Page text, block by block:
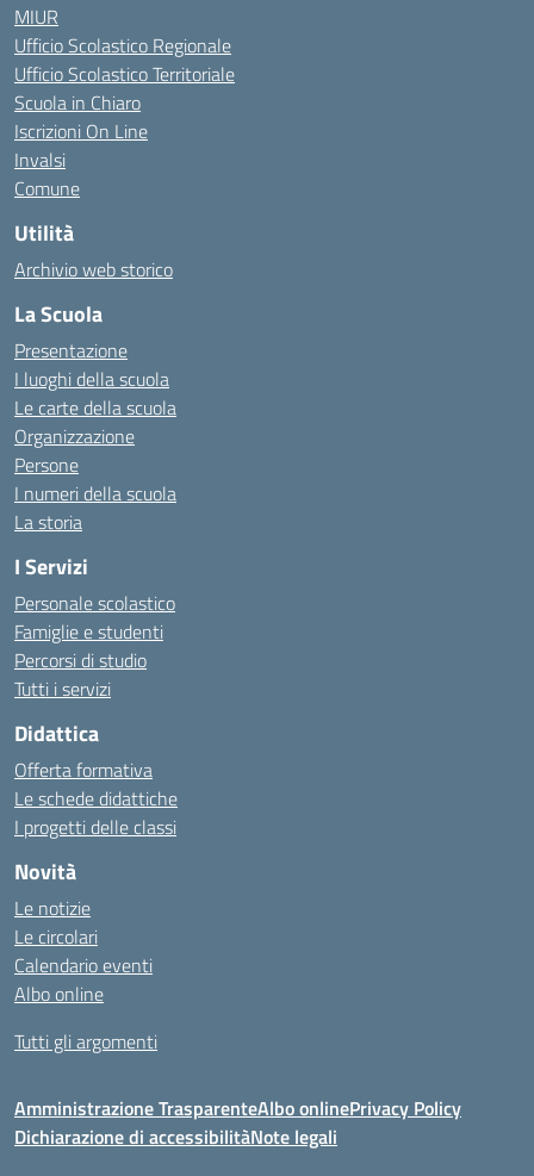
MIUR
Ufficio Scolastico Regionale
Ufficio Scolastico Territoriale
Scuola in Chiaro
Iscrizioni On Line
Invalsi
Comune
Utilità
Archivio web storico
La Scuola
Presentazione
I luoghi della scuola
Le carte della scuola
Organizzazione
Persone
I numeri della scuola
La storia
I Servizi
Personale scolastico
Famiglie e studenti
Percorsi di studio
Tutti i servizi
Didattica
Offerta formativa
Le schede didattiche
I progetti delle classi
Novità
Le notizie
Le circolari
Calendario eventi
Albo online
Tutti gli argomenti
Amministrazione TrasparenteAlbo onlinePrivacy Policy
Dichiarazione di accessibilitàNote legali